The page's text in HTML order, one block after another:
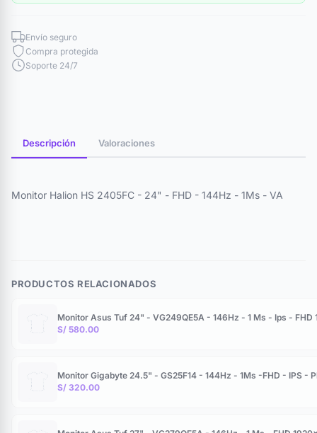
Envío seguro
Compra protegida
Soporte 24/7
Descripción Valoraciones
Monitor Halion HS 2405FC - 24" - FHD - 144Hz - 1Ms - VA
PRODUCTOS RELACIONADOS
Monitor Asus Tuf 24" - VG249QE5A - 146Hz - 1 Ms - Ips -
S/ 580.00
Monitor Gigabyte 24.5" - GS25F14 - 144Hz - 1Ms -FHD - IPS -
S/ 320.00